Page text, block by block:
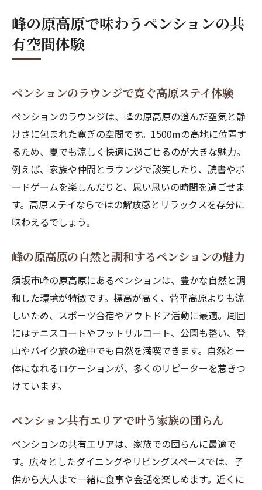
ペンションの共有空間で深まる仲間との交
流
大自然に包まれたペンションの魅力を探る
ペンションで感じる峰の原高原の四季の美
しさ
高地ならではの涼しさが魅力のペンション
生活
ペンション共用スペースが生む癒やしの時
間
き
アウトドア好きに嬉しいペンションの設備
紹介
家族旅行に最適なペンションの共有エリア
アウトドアサウナが彩る快適なひととき
ペンション名物のアウトドアサウナ体験談
高地の爽やかな空気とサウナの相性を楽し
む
スポーツ後に嬉しいペンションのサウナ活
用術
自然を感じるサウナでリフレッシュする方
法
峰の原高原で味わうペンションの共
有空間体験
ペンションのラウンジで寛ぐ高原ステイ体験
ペンションのラウンジは、峰の原高原の澄んだ空気と静
けさに包まれた寛ぎの空間です。1500mの高地に位置す
るため、夏でも涼しく快適に過ごせるのが大きな魅力。
例えば、家族や仲間とラウンジで談笑したり、読書やボ
ードゲームを楽しんだりと、思い思いの時間を過ごせま
す。高原ステイならではの解放感とリラックスを存分に
味わえるでしょう。
峰の原高原の自然と調和するペンションの魅力
須坂市峰の原高原にあるペンションは、豊かな自然と調
和した環境が特徴です。標高が高く、菅平高原よりも涼
しいため、スポーツ合宿やアウトドア活動に最適。周囲
にはテニスコートやフットサルコート、公園も整い、登
山やバイク旅の途中でも自然を満喫できます。自然と一
体になれるロケーションが、多くのリピーターを惹きつ
けています。
ペンション共有エリアで叶う家族の団らん
ペンションの共有エリアは、家族での団らんに最適で
す。広々としたダイニングやリビングスペースでは、子
供から大人まで一緒に食事や会話を楽しめます。近くに